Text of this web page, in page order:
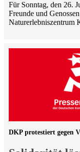
Für Sonntag, den 26.
Freunde und
Naturerlebniszentrum
DKP protestiert gegen